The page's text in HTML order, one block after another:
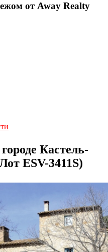
от Away Realty
Кастель-
ESV-3411S)